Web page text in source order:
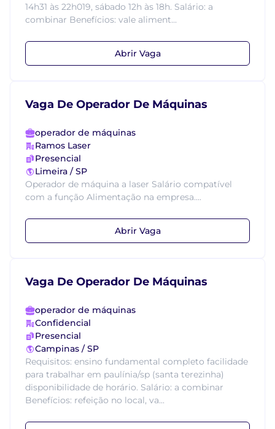
14h31 às 22h019, sábado 12h às 18h. Salário: a
combinar Benefícios: vale aliment...
Abrir Vaga
Vaga De Operador De Máquinas
operador de máquinas
Ramos Laser
Presencial
Limeira / SP
Operador de máquina a laser Salário compatível
com a função Alimentação na empresa....
Abrir Vaga
Vaga De Operador De Máquinas
operador de máquinas
Confidencial
Presencial
Campinas / SP
Requisitos: ensino fundamental completo facilidade
para trabalhar em paulínia/sp (santa terezinha)
disponibilidade de horário. Salário: a combinar
Benefícios: refeição no local, va...